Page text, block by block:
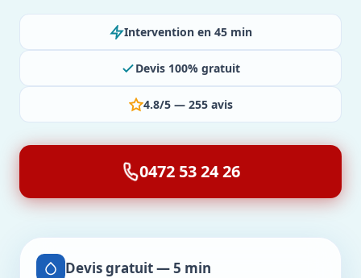
Intervention en 45 min
Devis 100% gratuit
4.8/5 — 255 avis
0472 53 24 26
Devis gratuit — 5 min